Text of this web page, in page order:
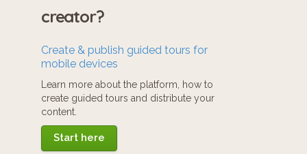
creator?
Create & publish guided tours for
mobile devices
Learn more about the platform, how to
create guided tours and distribute your
content.
Start here